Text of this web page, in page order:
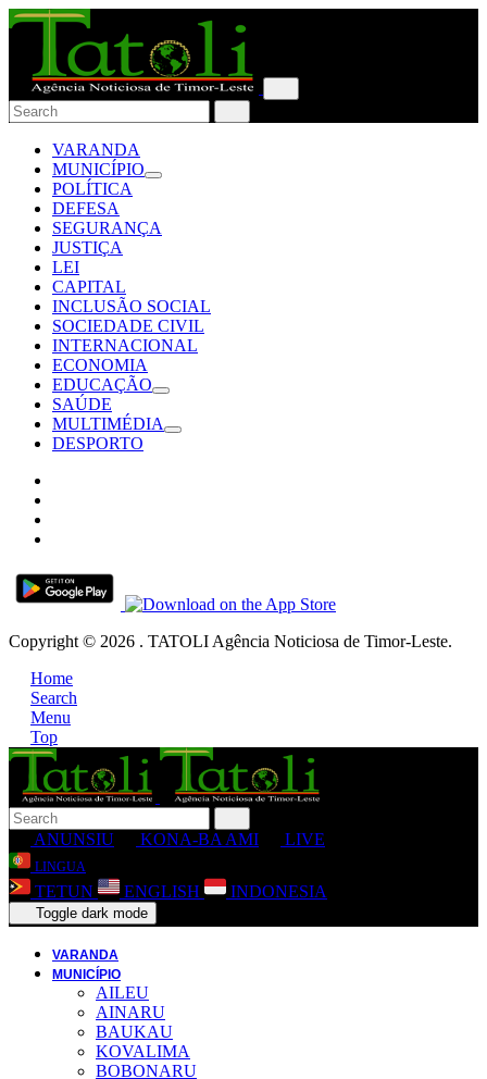
VARANDA
MUNICÍPIO
POLÍTICA
DEFESA
SEGURANÇA
JUSTIÇA
LEI
CAPITAL
INCLUSÃO SOCIAL
SOCIEDADE CIVIL
INTERNACIONAL
ECONOMIA
EDUCAÇÃO
SAÚDE
MULTIMÉDIA
DESPORTO
Copyright © 2026 . TATOLI Agência Noticiosa de Timor-Leste.
Home
Search
Menu
Top
ANUNSIU KONA-BA AMI LIVE
LINGUA
TETUN ENGLISH INDONESIA
Toggle dark mode
VARANDA
MUNICÍPIO
AILEU
AINARU
BAUKAU
KOVALIMA
BOBONARU